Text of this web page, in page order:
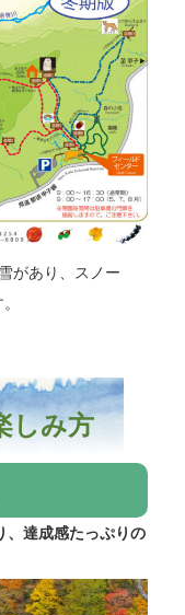
があり、スノー
しみ方
、達成感たっぷりの